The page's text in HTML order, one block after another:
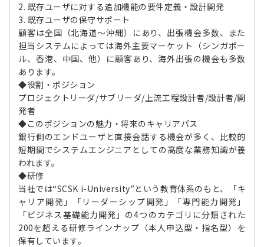
2. 既存ユーザに対する追加機能の要件定義・設計開発
3. 既存ユーザの保守サポート
顧客は全国（北海道～沖縄）にあり、出張機会多数、また
担当システムによっては海外主要マーケット（シンガポー
ル、香港、中国、他）に顧客あり、海外出張の機会も多数
あります。
◆役割・ポジション
プロジェクトリーダ/サブリーダ/上流工程設計者/設計者/開
発者
◆このポジションの魅力・将来のキャリアパス
銀行側のエンドユーザと直接会話する機会が多く、比較的
短期間でシステムエンジニアとしての高度な業務知識が養
われます。
◆研修
当社では“SCSK i-University”という教育体系のもと、「キ
ャリア開発」「リーダーシップ開発」「専門能力開発」
「ビジネス基礎能力開発」の4つのカテゴリに分類された
200を超える研修ラインナップ（本人申込型・指名型）を
保有しています。